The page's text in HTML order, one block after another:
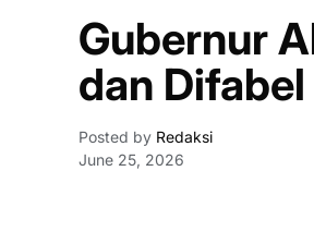
Gubernur
dan
Posted by Redaksi
June 25, 2026